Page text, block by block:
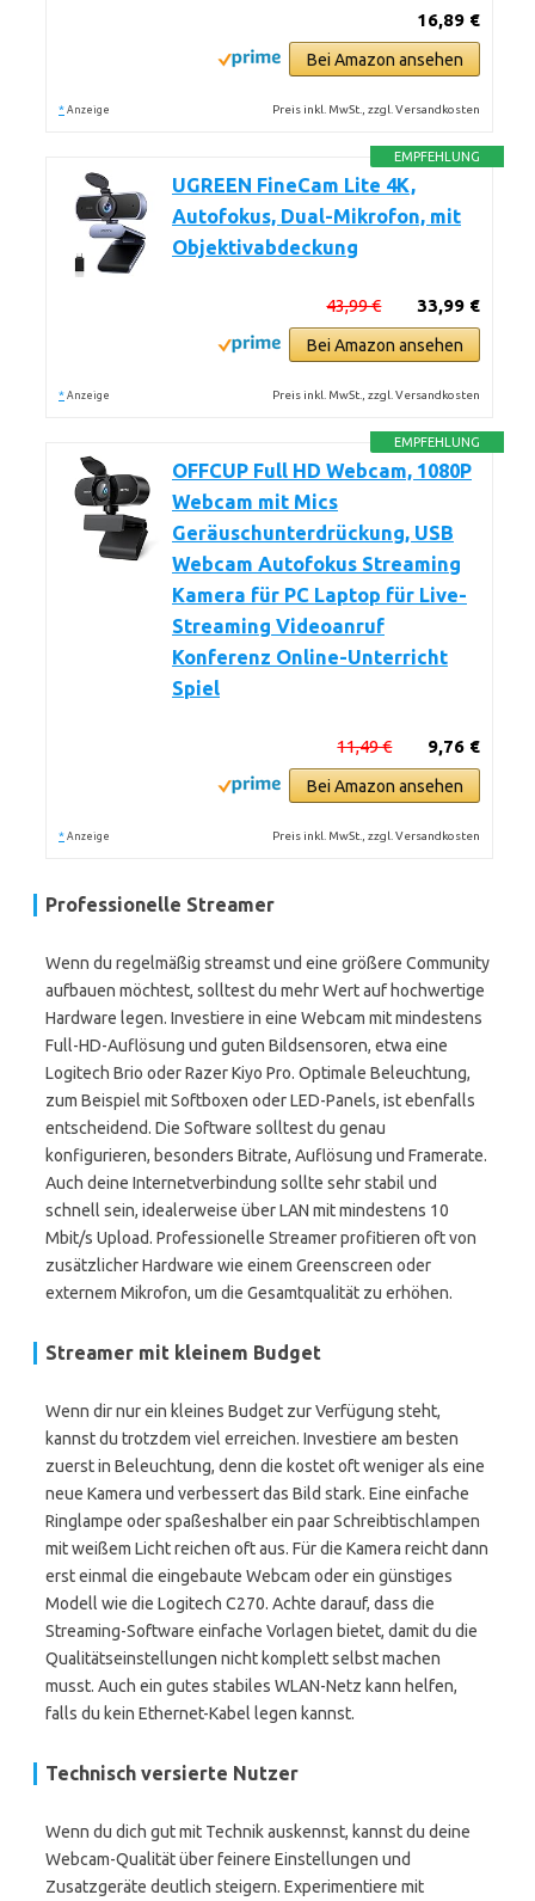
16,89 €
Bei Amazon ansehen
* Anzeige Preis inkl. MwSt., zzgl. Versandkosten
EMPFEHLUNG
UGREEN FineCam Lite 4K,
Autofokus, Dual-Mikrofon, mit
Objektivabdeckung
33,99 €
43,99 €
Bei Amazon ansehen
* Anzeige Preis inkl. MwSt., zzgl. Versandkosten
EMPFEHLUNG
OFFCUP Full HD Webcam, 1080P
Webcam mit Mics
Geräuschunterdrückung, USB
Webcam Autofokus Streaming
Kamera für PC Laptop für Live-
Streaming Videoanruf
Konferenz Online-Unterricht
Spiel
9,76 €
11,49 €
Bei Amazon ansehen
* Anzeige Preis inkl. MwSt., zzgl. Versandkosten
Professionelle Streamer
Wenn du regelmäßig streamst und eine größere Community
aufbauen möchtest, solltest du mehr Wert auf hochwertige
Hardware legen. Investiere in eine Webcam mit mindestens
Full-HD-Auflösung und guten Bildsensoren, etwa eine
Logitech Brio oder Razer Kiyo Pro. Optimale Beleuchtung,
zum Beispiel mit Softboxen oder LED-Panels, ist ebenfalls
entscheidend. Die Software solltest du genau
konfigurieren, besonders Bitrate, Auflösung und Framerate.
Auch deine Internetverbindung sollte sehr stabil und
schnell sein, idealerweise über LAN mit mindestens 10
Mbit/s Upload. Professionelle Streamer profitieren oft von
zusätzlicher Hardware wie einem Greenscreen oder
externem Mikrofon, um die Gesamtqualität zu erhöhen.
Streamer mit kleinem Budget
Wenn dir nur ein kleines Budget zur Verfügung steht,
kannst du trotzdem viel erreichen. Investiere am besten
zuerst in Beleuchtung, denn die kostet oft weniger als eine
neue Kamera und verbessert das Bild stark. Eine einfache
Ringlampe oder spaßeshalber ein paar Schreibtischlampen
mit weißem Licht reichen oft aus. Für die Kamera reicht dann
erst einmal die eingebaute Webcam oder ein günstiges
Modell wie die Logitech C270. Achte darauf, dass die
Streaming-Software einfache Vorlagen bietet, damit du die
Qualitätseinstellungen nicht komplett selbst machen
musst. Auch ein gutes stabiles WLAN-Netz kann helfen,
falls du kein Ethernet-Kabel legen kannst.
Technisch versierte Nutzer
Wenn du dich gut mit Technik auskennst, kannst du deine
Webcam-Qualität über feinere Einstellungen und
Zusatzgeräte deutlich steigern. Experimentiere mit